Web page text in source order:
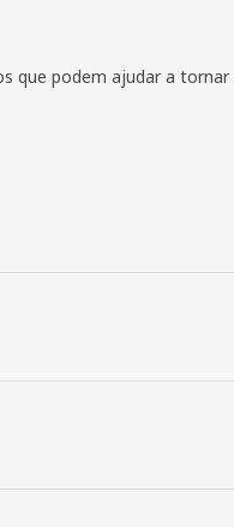
que podem ajudar a tornar